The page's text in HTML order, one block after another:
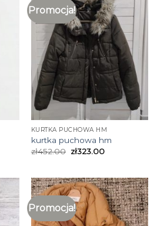
Promocja!
KURTKA PUCHOWA HM
kurtka puchowa hm
zł452.00 zł323.00
Promocja!